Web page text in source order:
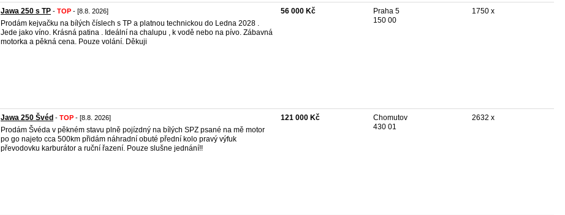
Jawa 250 s TP - TOP - [8.8. 2026]
Prodám kejvačku na bílých číslech s TP a platnou technickou do Ledna 2028 .
Jede jako víno. Krásná patina . Ideální na chalupu , k vodě nebo na pívo. Zábavná
motorka a pěkná cena. Pouze volání. Děkuji
56 000 Kč
Praha 5
150 00
1750 x
Jawa 250 Švéd - TOP - [8.8. 2026]
Prodám Švéda v pěkném stavu plně pojízdný na bílých SPZ psané na mě motor
po go najeto cca 500km přidám náhradní obuté přední kolo pravý výfuk
převodovku karburátor a ruční řazení. Pouze slušne jednání!!
121 000 Kč
Chomutov
430 01
2632 x